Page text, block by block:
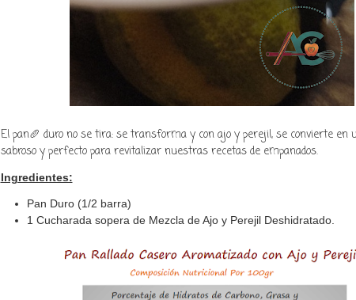
El pan🥖 duro no se tira: se transforma y con ajo y perejil, se convierte en
sabroso y perfecto para revitalizar nuestras recetas de empanados.
Ingredientes:
Pan Duro (1/2 barra)
1 Cucharada sopera de Mezcla de Ajo y Perejil Deshidratado.